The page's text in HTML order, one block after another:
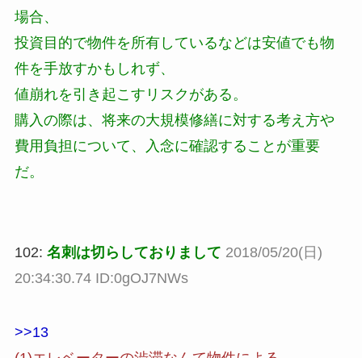
場合、
投資目的で物件を所有しているなどは安値でも物
件を手放すかもしれず、
値崩れを引き起こすリスクがある。
購入の際は、将来の大規模修繕に対する考え方や
費用負担について、入念に確認することが重要
だ。
102: 名刺は切らしておりまして 2018/05/20(日)
20:34:30.74 ID:0gOJ7NWs
>>13